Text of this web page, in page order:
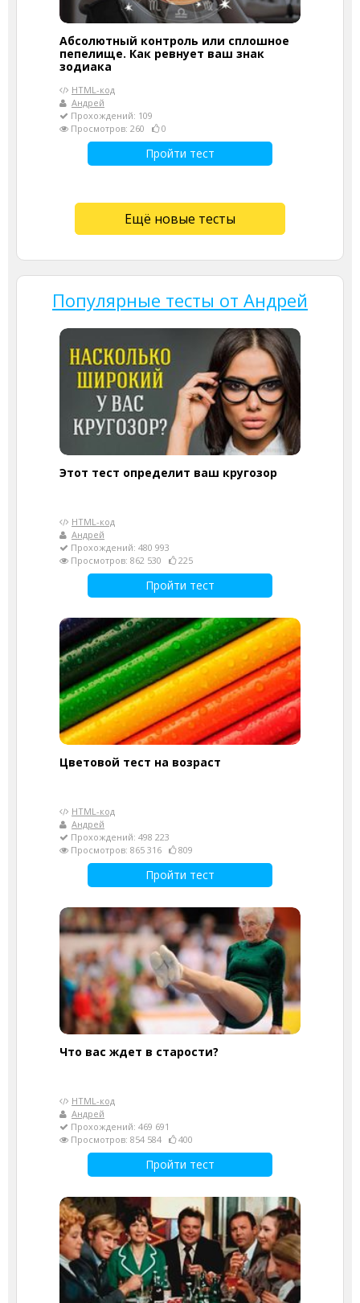
Абсолютный контроль или сплошное
пепелище. Как ревнует ваш знак
зодиака
HTML-код
Андрей
Прохождений: 109
Просмотров: 260
0
Пройти тест
Ещё новые тесты
Популярные тесты от Андрей
Этот тест определит ваш кругозор
HTML-код
Андрей
Прохождений: 480 993
Просмотров: 862 530
225
Пройти тест
Цветовой тест на возраст
HTML-код
Андрей
Прохождений: 498 223
Просмотров: 865 316
809
Пройти тест
Что вас ждет в старости?
HTML-код
Андрей
Прохождений: 469 691
Просмотров: 854 584
400
Пройти тест